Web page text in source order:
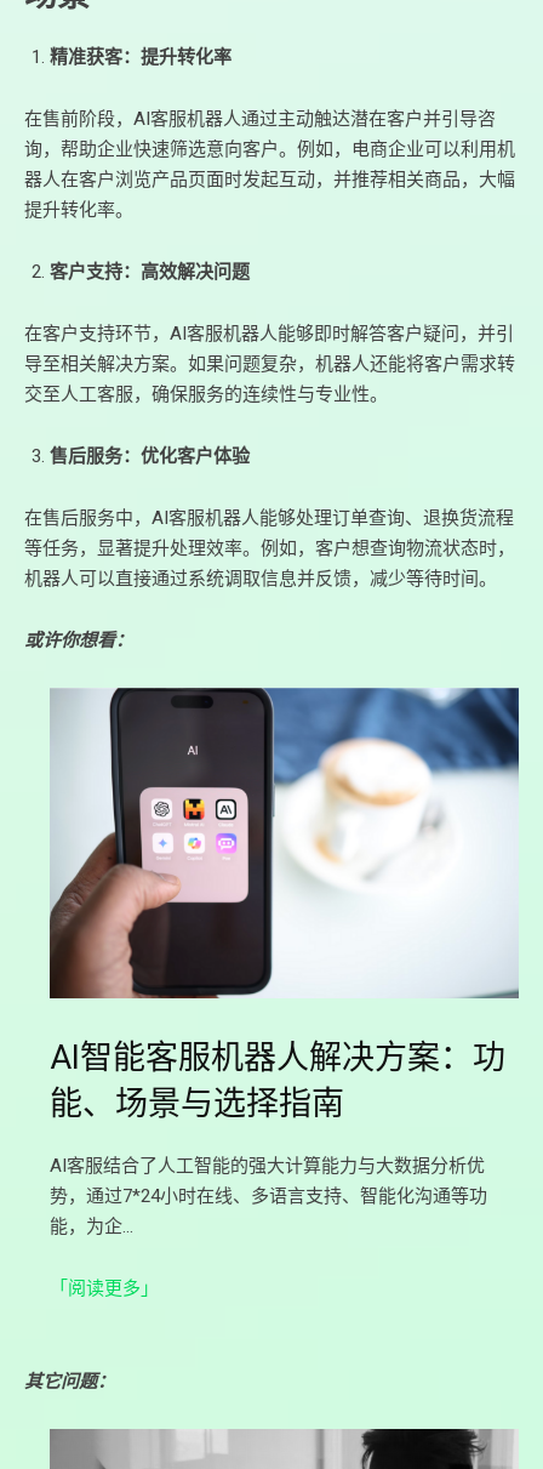
精准获客：提升转化率
在售前阶段，AI客服机器人通过主动触达潜在客户并引导咨
询，帮助企业快速筛选意向客户。例如，电商企业可以利用机
器人在客户浏览产品页面时发起互动，并推荐相关商品，大幅
提升转化率。
客户支持：高效解决问题
在客户支持环节，AI客服机器人能够即时解答客户疑问，并引
导至相关解决方案。如果问题复杂，机器人还能将客户需求转
交至人工客服，确保服务的连续性与专业性。
售后服务：优化客户体验
在售后服务中，AI客服机器人能够处理订单查询、退换货流程
等任务，显著提升处理效率。例如，客户想查询物流状态时，
机器人可以直接通过系统调取信息并反馈，减少等待时间。
或许你想看：
AI智能客服机器人解决方案：功
能、场景与选择指南
AI客服结合了人工智能的强大计算能力与大数据分析优
势，通过7*24小时在线、多语言支持、智能化沟通等功
能，为企…
「阅读更多」
其它问题：